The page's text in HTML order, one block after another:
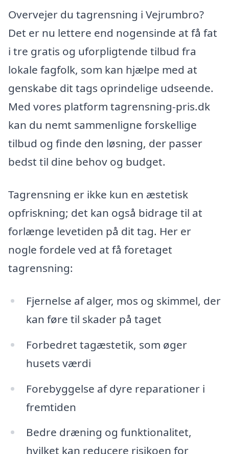
Overvejer du tagrensning i Vejrumbro?
Det er nu lettere end nogensinde at få fat
i tre gratis og uforpligtende tilbud fra
lokale fagfolk, som kan hjælpe med at
genskabe dit tags oprindelige udseende.
Med vores platform tagrensning-pris.dk
kan du nemt sammenligne forskellige
tilbud og finde den løsning, der passer
bedst til dine behov og budget.
Tagrensning er ikke kun en æstetisk
opfriskning; det kan også bidrage til at
forlænge levetiden på dit tag. Her er
nogle fordele ved at få foretaget
tagrensning:
Fjernelse af alger, mos og skimmel, der
kan føre til skader på taget
Forbedret tagæstetik, som øger
husets værdi
Forebyggelse af dyre reparationer i
fremtiden
Bedre dræning og funktionalitet,
hvilket kan reducere risikoen for